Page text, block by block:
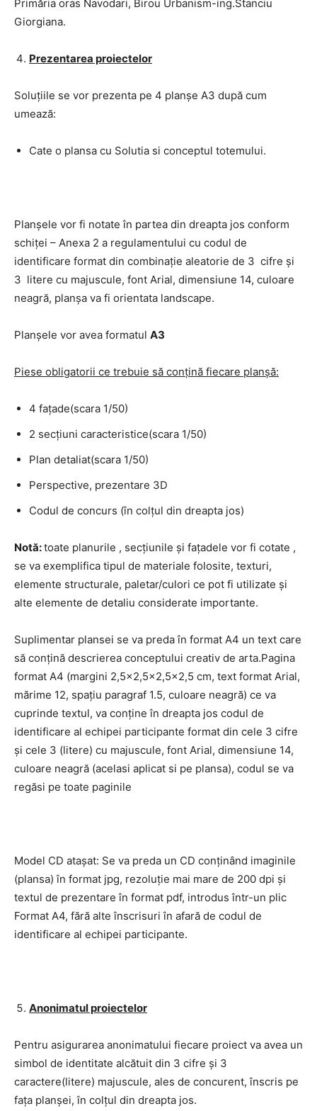
Primăria oras Navodari, Birou Urbanism-ing.Stanciu
Giorgiana.
Prezentarea proiectelor
Soluţiile se vor prezenta pe 4 planşe A3 după cum
umează:
Cate o plansa cu Solutia si conceptul totemului.
Planşele vor fi notate în partea din dreapta jos conform
schiței – Anexa 2 a regulamentului cu codul de
identificare format din combinație aleatorie de 3 cifre și
3 litere cu majuscule, font Arial, dimensiune 14, culoare
neagră, planșa va fi orientata landscape.
Planşele vor avea formatul A3
Piese obligatorii ce trebuie să conțină fiecare planșă:
4 faţade(scara 1/50)
2 secţiuni caracteristice(scara 1/50)
Plan detaliat(scara 1/50)
Perspective, prezentare 3D
Codul de concurs (în colţul din dreapta jos)
Notă:toate planurile , secţiunile şi faţadele vor fi cotate ,
se va exemplifica tipul de materiale folosite, texturi,
elemente structurale, paletar/culori ce pot fi utilizate şi
alte elemente de detaliu considerate importante.
Suplimentar plansei se va preda în format A4 un text care
să conțină descrierea conceptului creativ de arta.Pagina
format A4 (margini 2,5×2,5×2,5×2,5 cm, text format Arial,
mărime 12, spațiu paragraf 1.5, culoare neagră) ce va
cuprinde textul, va conține în dreapta jos codul de
identificare al echipei participante format din cele 3 cifre
și cele 3 (litere) cu majuscule, font Arial, dimensiune 14,
culoare neagră (acelasi aplicat si pe plansa), codul se va
regăsi pe toate paginile
Model CD atașat: Se va preda un CD conținând imaginile
(plansa) în format jpg, rezoluție mai mare de 200 dpi și
textul de prezentare în format pdf, introdus într-un plic
Format A4, fără alte înscrisuri în afară de codul de
identificare al echipei participante.
Anonimatul proiectelor
Pentru asigurarea anonimatului fiecare proiect va avea un
simbol de identitate alcătuit din 3 cifre și 3
caractere(litere) majuscule, ales de concurent, înscris pe
fața planșei, în colțul din dreapta jos.